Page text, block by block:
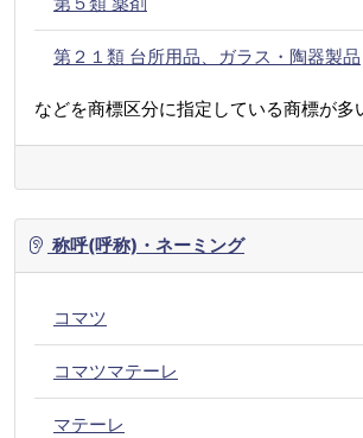
第２１類 台所用品、ガラス・陶器製品
などを商標区分に指定している商標が多
称呼(呼称)・ネーミング
コマツ
コマツマテーレ
マテーレ